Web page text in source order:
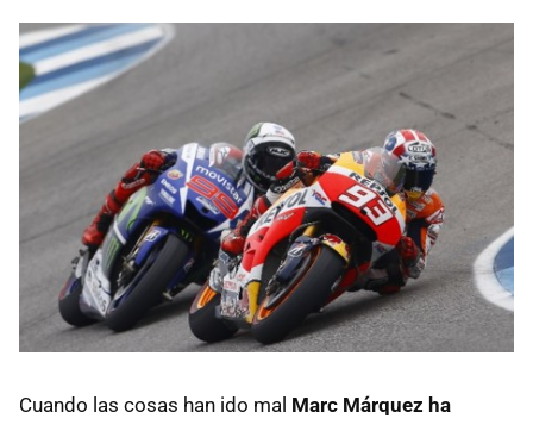
Cuando las cosas han ido mal Marc Márquez ha